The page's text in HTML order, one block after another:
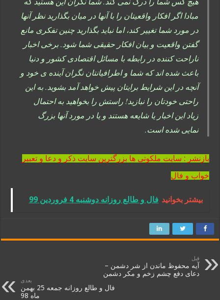
مبادا اگر افکار واقعیتان را با آنها در میان بگذارید نظر آنها
در مورد شما تغییر کند، اما نباید بگذارید چنین تفکری مانع
گفتن واقعیت و بیان افکار حقیقی شما شود. برخی اخبار
ناراحت کننده در رابطه با مسائل اقتصادی کشور و دنیا
باعث شده اند که شما و اطرافیانتان نگران آینده ی خود و
آنچه در این شرایط برایتان پیش خواهد آمد بشوید. به این
راحتی خودتان را نبازید! راستش را بخواهید به احتمال
زیاد این اخبار یا شایعه هستند و یا در مورد آنها بزرگ
نمایی شده است.
بازنشر : سایت ملکوتی ها بزرگترین سایت ذکر و دعا و تعبیر
خواب و فال
بیشتر بخوانید فال و طالع روزانه دوشنبه 4 فروردین 99
قبل
آیه محفوظ ماندن از شر دشمن –
دعای دفع چشم زخم و مکر دشمن
بعدی
فال و طالع روزانه جمعه 25 بهمن
ماه 98